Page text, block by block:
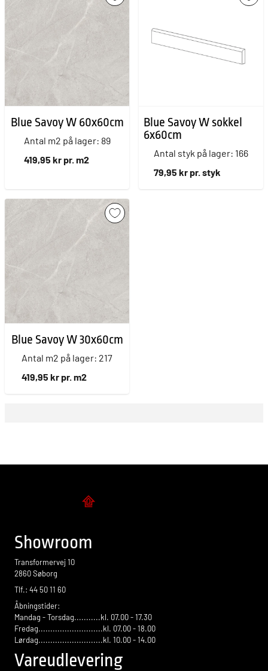
Blue Savoy W 60x60cm
Antal m2 på lager: 89
419,95 kr pr. m2
Blue Savoy W sokkel
6x60cm
Antal styk på lager: 166
79,95 kr pr. styk
Blue Savoy W 30x60cm
Antal m2 på lager: 217
419,95 kr pr. m2
Showroom
Transformervej 10
2860 Søborg
Tlf.: 44 50 11 60
Åbningstider:
Mandag - Torsdag...........kl. 07.00 - 17.30
Fredag...........................kl. 07.00 - 18.00
Lørdag...........................kl. 10.00 - 14.00
Vareudlevering